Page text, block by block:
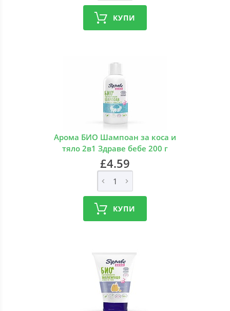
КУПИ
Арома БИО Шампоан за коса и
тяло 2в1 Здраве бебе 200 г
£4.59
КУПИ